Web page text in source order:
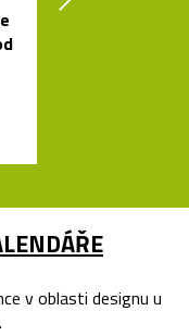
v oblasti designu u